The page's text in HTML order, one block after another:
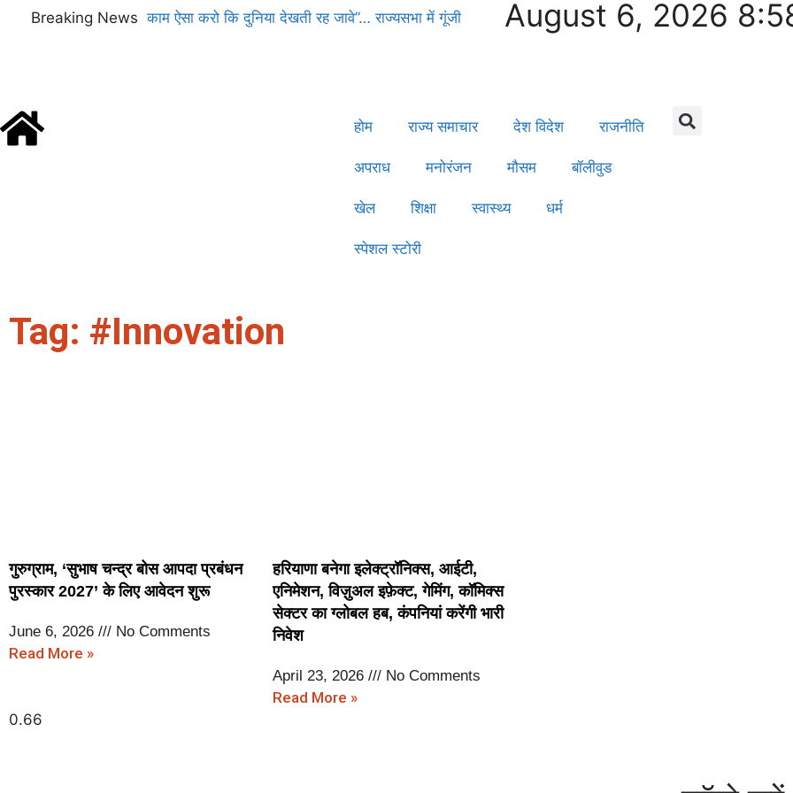
Breaking News काम ऐसा करो कि दुनिया देखती रह जावे”… राज्यसभा में गूंजी
August 6, 2026
होम राज्य समाचार देश विदेश राजनीति
अपराध मनोरंजन मौसम बॉलीवुड
खेल शिक्षा स्वास्थ्य धर्म
स्पेशल स्टोरी
Tag: #Innovation
गुरुग्राम, ‘सुभाष चन्द्र बोस आपदा प्रबंधन
पुरस्कार 2027’ के लिए आवेदन शुरू
June 6, 2026 No Comments
Read More »
हरियाणा बनेगा इलेक्ट्रॉनिक्स, आईटी,
एनिमेशन, विज़ुअल इफ़ेक्ट, गेमिंग, कॉमिक्स
सेक्टर का ग्लोबल हब, कंपनियां करेंगी भारी
निवेश
April 23, 2026 No Comments
Read More »